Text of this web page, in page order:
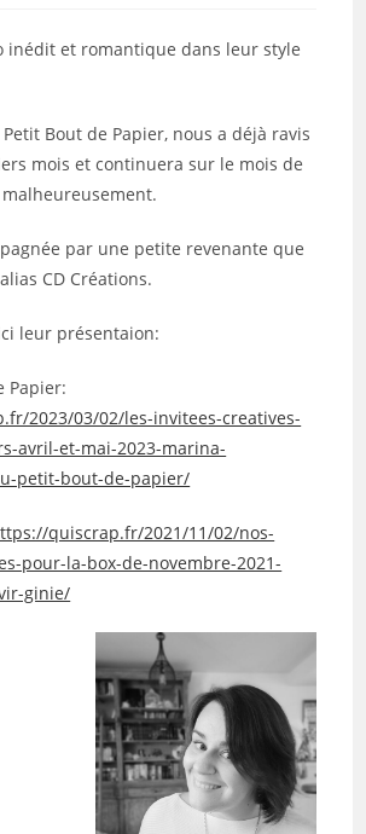
publication :
inédit et romantique dans leur style
Bout de Papier, nous a déjà ravis
mois et continuera sur le mois de
par une petite revenante que
CD Créations.
leur présentaion:
Papier:
2023/03/02/les-invitees-creatives-
avril-et-mai-2023-marina-
petit-bout-de-papier/
quiscrap.fr/2021/11/02/nos-
pour-la-box-de-novembre-2021-
ginie/